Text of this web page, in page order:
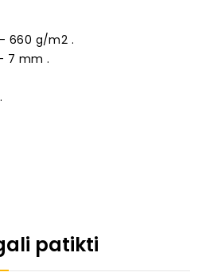
660 g/m2 .
7 mm .
patikti